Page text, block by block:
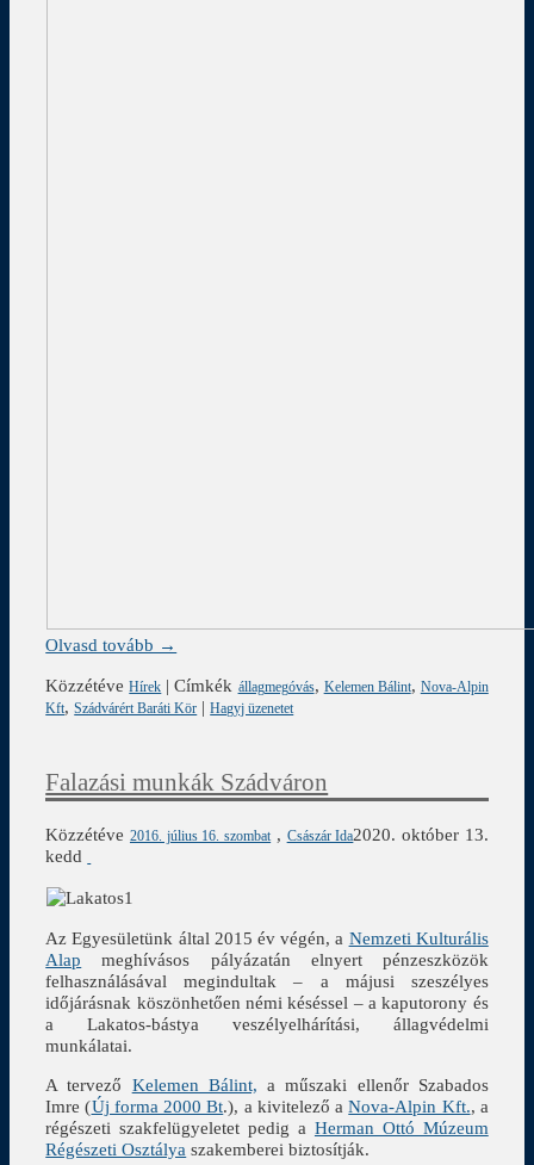
Olvasd tovább →
Közzétéve Hírek |Címkék állagmegóvás, Kelemen Bálint, Nova-Alpin
Kft,Szádvárért Baráti Kör |Hagyj üzenetet
Falazási munkák Szádváron
Közzétéve 2016. július 16. szombat , Császár Ida2020. október 13.
kedd
Az Egyesületünk által 2015 év végén, a Nemzeti Kulturális
Alap meghívásos pályázatán elnyert pénzeszközök
felhasználásával megindultak – a májusi szeszélyes
időjárásnak köszönhetően némi késéssel – a kaputorony és
a Lakatos-bástya veszélyelhárítási, állagvédelmi
munkálatai.
A tervező Kelemen Bálint, a műszaki ellenőr Szabados
Imre (Új forma 2000 Bt.), a kivitelező aNova-Alpin Kft., a
régészeti szakfelügyeletet pedig a Herman Ottó Múzeum
Régészeti Osztálya szakemberei biztosítják.